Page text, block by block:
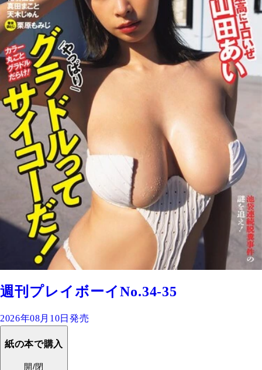
週刊プレイボーイNo.34-35
2026年08月10日発売
紙の本で購入
開/閉